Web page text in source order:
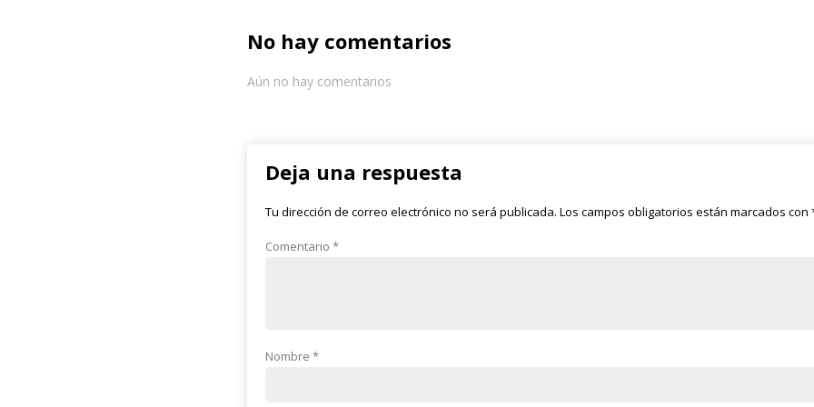
No hay comentarios
Aún no hay comentarios
Deja una respuesta
Tu dirección de correo electrónico no será publicada. Los campos obligatorios están marcados con
Comentario *
Nombre *